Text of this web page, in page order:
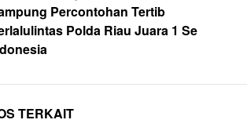
Percontohan Tertib
Polda Riau Juara 1 Se
TERKAIT